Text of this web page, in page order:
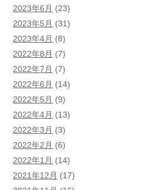
2023年6月 (23)
2023年5月 (31)
2023年4月 (8)
2022年8月 (7)
2022年7月 (7)
2022年6月 (14)
2022年5月 (9)
2022年4月 (13)
2022年3月 (3)
2022年2月 (6)
2022年1月 (14)
2021年12月 (17)